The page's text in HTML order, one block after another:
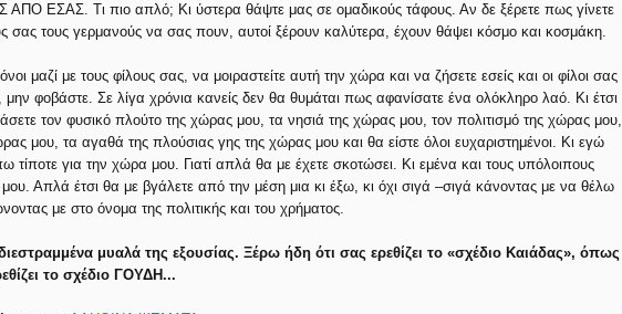
ΕΣΑΣ. Τι πιο απλό; Κι ύστερα θάψτε μας σε ομαδικούς τάφους. Αν δε ξέρετε πως γίνετε
σας τους γερμανούς να σας πουν, αυτοί ξέρουν καλύτερα, έχουν θάψει κόσμο και κοσμάκη.
μαζί με τους φίλους σας, να μοιραστείτε αυτή την χώρα και να ζήσετε εσείς και οι φίλοι σας
φοβάστε. Σε λίγα χρόνια κανείς δεν θα θυμάται πως αφανίσατε ένα ολόκληρο λαό. Κι έτσι
τον φυσικό πλούτο της χώρας μου, τα νησιά της χώρας μου, τον πολιτισμό της χώρας μου,
μου, τα αγαθά της πλούσιας γης της χώρας μου και θα είστε όλοι ευχαριστημένοι. Κι εγώ
για την χώρα μου. Γιατί απλά θα με έχετε σκοτώσει. Κι εμένα και τους υπόλοιπους
Απλά έτσι θα με βγάλετε από την μέση μια κι έξω, κι όχι σιγά –σιγά κάνοντας με να θέλω
με στο όνομα της πολιτικής και του χρήματος.
διεστραμμένα μυαλά της εξουσίας. Ξέρω ήδη ότι σας ερεθίζει το «σχέδιο Καιάδας», όπως
το σχέδιο ΓΟΥΔΗ...